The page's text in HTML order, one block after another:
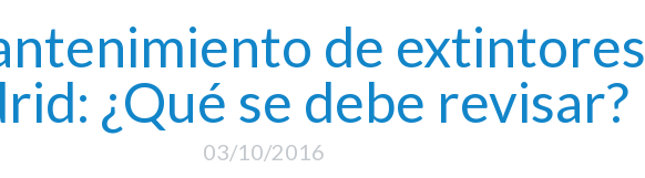
de extintores
¿Qué se debe revisar?
03/10/2016